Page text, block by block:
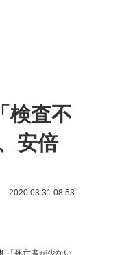
検査不
安倍
2020.03.31 08:53